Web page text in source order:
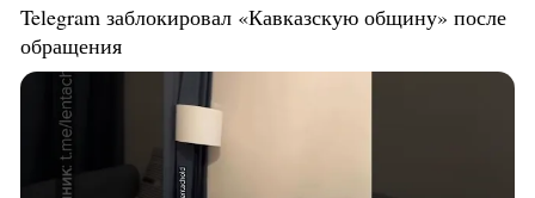
Telegram заблокировал «Кавказскую общину» после
обращения